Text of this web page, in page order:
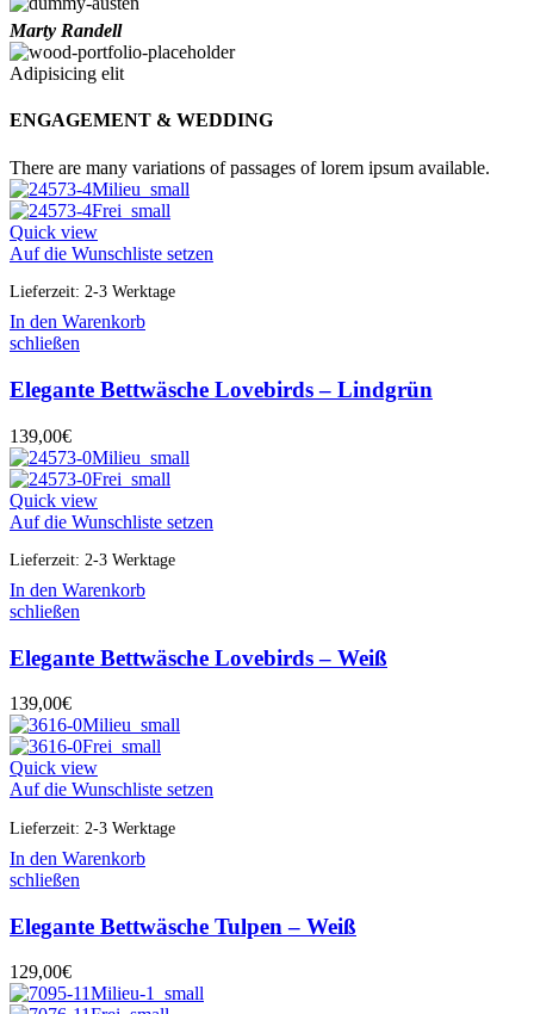
Marty Randell
Adipisicing elit
ENGAGEMENT & WEDDING
There are many variations of passages of lorem ipsum available.
Quick view
Auf die Wunschliste setzen
Lieferzeit: 2-3 Werktage
In den Warenkorb
schließen
Elegante Bettwäsche Lovebirds – Lindgrün
139,00€
Quick view
Auf die Wunschliste setzen
Lieferzeit: 2-3 Werktage
In den Warenkorb
schließen
Elegante Bettwäsche Lovebirds – Weiß
139,00€
Quick view
Auf die Wunschliste setzen
Lieferzeit: 2-3 Werktage
In den Warenkorb
schließen
Elegante Bettwäsche Tulpen – Weiß
129,00€